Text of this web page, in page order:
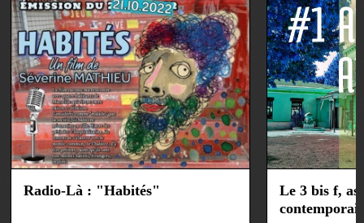
Radio-Là : "Habités"
Le 3 bis f,